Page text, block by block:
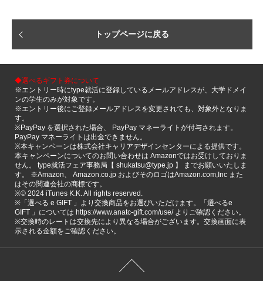
トップページに戻る
◆選べるギフト券について
※エントリー時にtype就活に登録しているメールアドレスが、大学ドメイ
ンの学生のみが対象です。
※エントリー後にご登録メールアドレスを変更されても、対象外となりま
す。
※PayPay を選択された場合、 PayPay マネーライトが付与されます。
PayPay マネーライトは出金できません。
※本キャンペーンは株式会社キャリアデザインセンターによる提供です。
本キャンペーンについてのお問い合わせは Amazonではお受けしておりま
せん。 type就活フェア事務局【 shukatsu@type.jp 】 までお願いいたしま
す。 ※Amazon、 Amazon.co.jp およびそのロゴはAmazon.com,Inc また
はその関連会社の商標です。
※©️ 2024 iTunes K.K. All rights reserved.
※「選べる e GIFT 」より交換商品をお選びいただけます。「選べるe
GIFT 」については https://www.anatc-gift.com/use/ よりご確認ください。
※交換時のレートは交換先により異なる場合がございます。交換画面に表
示される金額をご確認ください。